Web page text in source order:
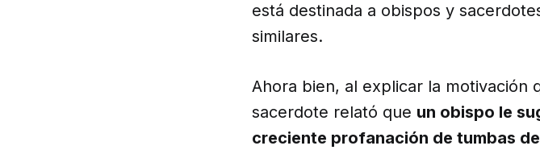
está destinada a obispos y
similares.
Ahora bien, al explicar la motivación
sacerdote relató que un obispo le
creciente profanación de tumbas